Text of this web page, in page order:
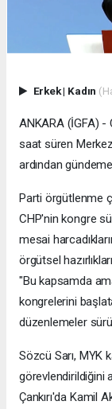
Erkek| Kadın
ANKARA (İGFA) -
saat süren
ardından
Parti örgütlenme
CHP'nin kongre
mesai
örgütsel
"Bu kapsamda
kongrelerini
düzenlemeler
Sözcü Sarı, MYK
görevlendirildiğini
Çankırı'da Kamil